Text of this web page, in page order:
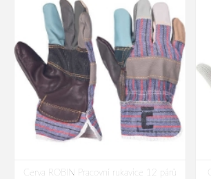
Cerva ROBIN Pracovní rukavice 12 párů